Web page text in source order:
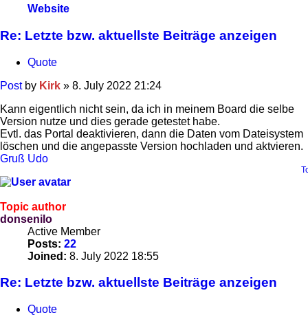
Website
Re: Letzte bzw. aktuellste Beiträge anzeigen
Quote
Post by Kirk » 8. July 2022 21:24
Kann eigentlich nicht sein, da ich in meinem Board die selbe
Version nutze und dies gerade getestet habe.
Evtl. das Portal deaktivieren, dann die Daten vom Dateisystem
löschen und die angepasste Version hochladen und aktvieren.
Gruß Udo
Topic author
donsenilo
Active Member
Posts: 22
Joined: 8. July 2022 18:55
Re: Letzte bzw. aktuellste Beiträge anzeigen
Quote